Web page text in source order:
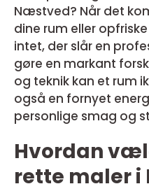
Næstved? Når det
dine rum eller
intet, der slår en
gøre en markant
og teknik kan et rum
også en fornyet
personlige smag og
Hvordan
rette maler